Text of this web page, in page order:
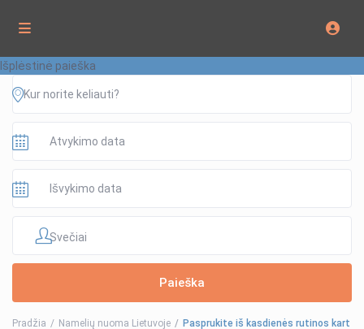
Išplėstinė paieška
Svečiai
Pradžia Namelių nuoma Lietuvoje
Pasprukite iš kasdienės rutinos kart